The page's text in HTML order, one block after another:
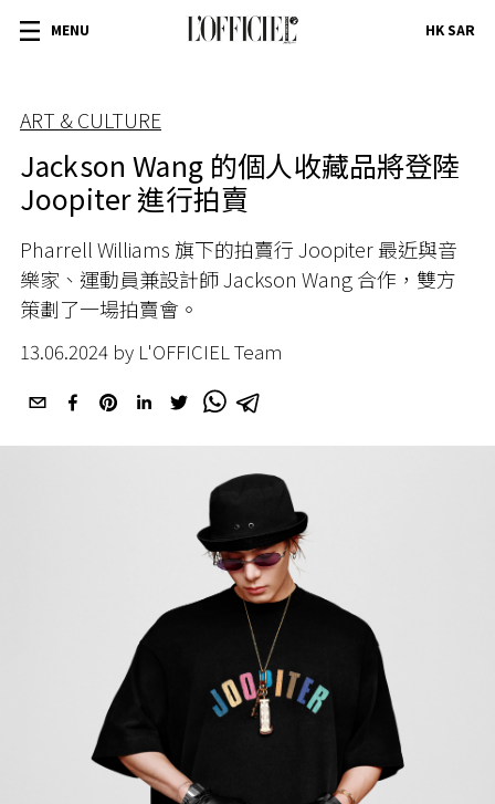
MENU HK SAR
ART & CULTURE
Jackson Wang 的個人收藏品將登陸
Joopiter 進行拍賣
Pharrell Williams 旗下的拍賣行 Joopiter 最近與音
樂家、運動員兼設計師 Jackson Wang 合作，雙方
策劃了一場拍賣會。
13.06.2024 by L'OFFICIEL Team